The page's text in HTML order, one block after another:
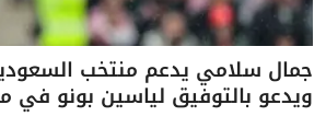
جمال سلامي يدعم منتخب
ويدعو بالتوفيق لياسين بونو في